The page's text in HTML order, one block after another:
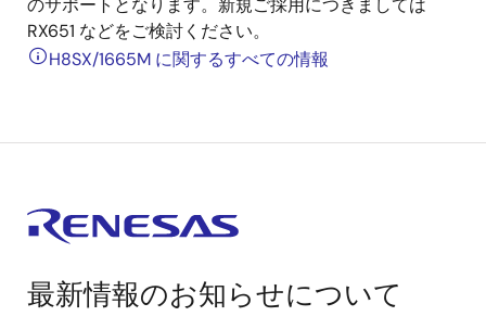
のサポートとなります。新規ご採用につきましては
RX651 などをご検討ください。
H8SX/1665M に関するすべての情報
最新情報のお知らせについて